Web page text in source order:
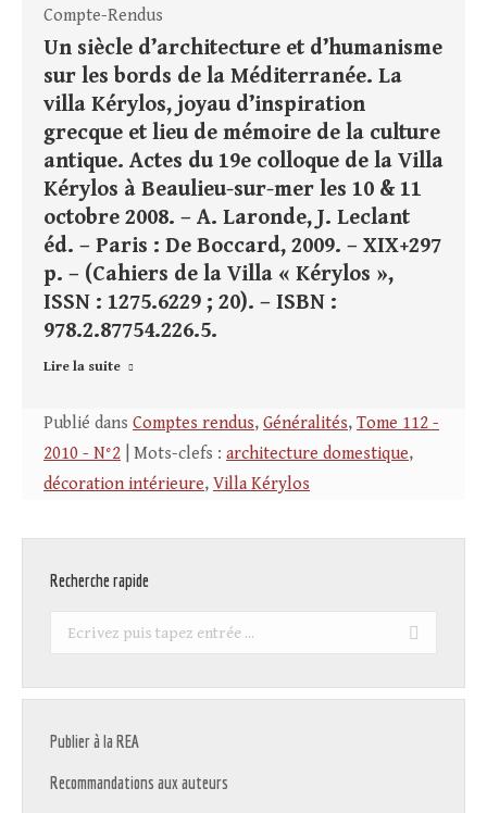
Compte-Rendus
Un siècle d’architecture et d’humanisme
sur les bords de la Méditerranée. La
villa Kérylos, joyau d’inspiration
grecque et lieu de mémoire de la culture
antique. Actes du 19e colloque de la Villa
Kérylos à Beaulieu-sur-mer les 10 & 11
octobre 2008. – A. Laronde, J. Leclant
éd. – Paris : De Boccard, 2009. – XIX+297
p. – (Cahiers de la Villa « Kérylos »,
ISSN : 1275.6229 ; 20). – ISBN :
978.2.87754.226.5.
Lire la suite
Publié dans Comptes rendus, Généralités, Tome 112 -
2010 - N°2 | Mots-clefs : architecture domestique,
décoration intérieure, Villa Kérylos
Recherche rapide
Recherche
Publier à la REA
Recommandations aux auteurs